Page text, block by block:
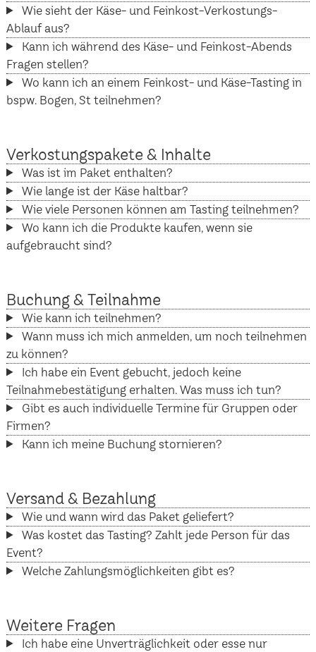
Wie sieht der Käse- und Feinkost-Verkostungs-
Ablauf aus?
Kann ich während des Käse- und Feinkost-Abends
Fragen stellen?
Wo kann ich an einem Feinkost- und Käse-Tasting in
bspw. Bogen, St teilnehmen?
Verkostungspakete & Inhalte
Was ist im Paket enthalten?
Wie lange ist der Käse haltbar?
Wie viele Personen können am Tasting teilnehmen?
Wo kann ich die Produkte kaufen, wenn sie
aufgebraucht sind?
Buchung & Teilnahme
Wie kann ich teilnehmen?
Wann muss ich mich anmelden, um noch teilnehmen
zu können?
Ich habe ein Event gebucht, jedoch keine
Teilnahmebestätigung erhalten. Was muss ich tun?
Gibt es auch individuelle Termine für Gruppen oder
Firmen?
Kann ich meine Buchung stornieren?
Versand & Bezahlung
Wie und wann wird das Paket geliefert?
Was kostet das Tasting? Zahlt jede Person für das
Event?
Welche Zahlungsmöglichkeiten gibt es?
Weitere Fragen
Ich habe eine Unverträglichkeit oder esse nur